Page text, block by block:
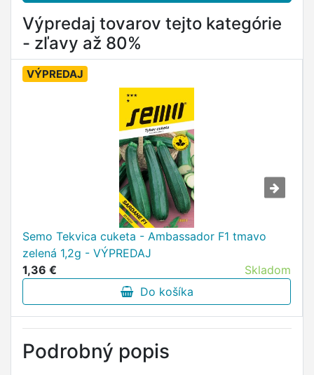
Výpredaj tovarov tejto kategórie
- zľavy až 80%
VÝPREDAJ
Semo Tekvica cuketa - Ambassador F1 tmavo
zelená 1,2g - VÝPREDAJ
1,36 €
Skladom
Do košíka
Podrobný popis